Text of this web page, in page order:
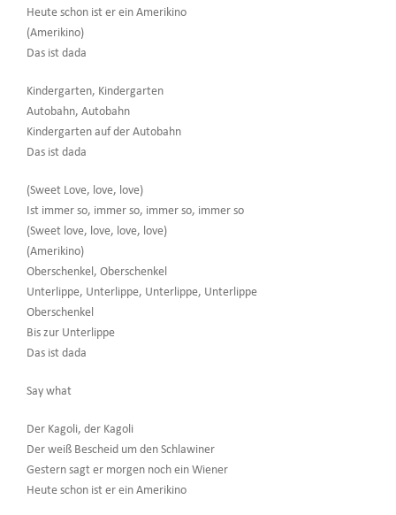
Heute schon ist er ein Amerikino
(Amerikino)
Das ist dada
Kindergarten, Kindergarten
Autobahn, Autobahn
Kindergarten auf der Autobahn
Das ist dada
(Sweet Love, love, love)
Ist immer so, immer so, immer so, immer so
(Sweet love, love, love, love)
(Amerikino)
Oberschenkel, Oberschenkel
Unterlippe, Unterlippe, Unterlippe, Unterlippe
Oberschenkel
Bis zur Unterlippe
Das ist dada
Say what
Der Kagoli, der Kagoli
Der weiß Bescheid um den Schlawiner
Gestern sagt er morgen noch ein Wiener
Heute schon ist er ein Amerikino